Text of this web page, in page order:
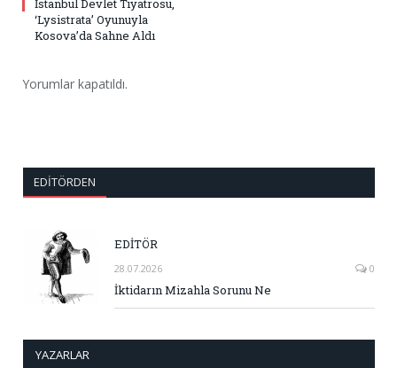
İstanbul Devlet Tiyatrosu,
‘Lysistrata’ Oyunuyla
Kosova’da Sahne Aldı
Yorumlar kapatıldı.
EDITÖRDEN
EDİTÖR
28.07.2026 0
İktidarın Mizahla Sorunu Ne
YAZARLAR